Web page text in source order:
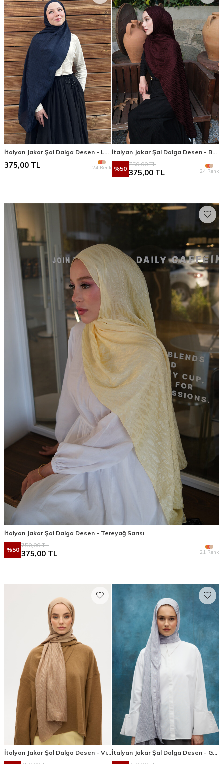
375,00 TL 24 Renk %50
750,00TL
375,00 TL 24 Renk
İtalyan Jakar Şal Dalga Desen - Tereyağ Sarısı
%50
750,00TL
375,00 TL 21 Renk